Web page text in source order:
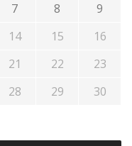
7 8
9
14 15
16
21 22
23
28 29
30